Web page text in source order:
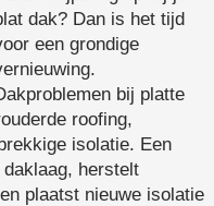
dak? Dan is het tijd
een grondige
bij platte
roofing,
isolatie. Een
herstelt
plaatst nieuwe isolatie